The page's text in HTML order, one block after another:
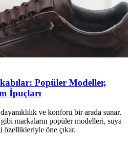
Popüler Modeller,
İpuçları
ve konforu bir arada sunar.
markaların popüler modelleri, suya
özellikleriyle öne çıkar.